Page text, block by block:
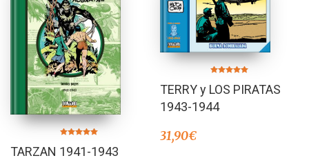
5.00
de 5
TARZAN 1941-1943
5.00
de 5
TERRY y LOS PIRATAS
1943-1944
31,90€